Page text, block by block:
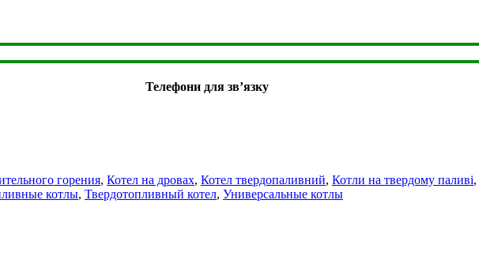
Телефони для зв’язку
горения, Котел на дровах, Котел твердопаливний, Котли на твердому паливі,
котлы, Твердотопливный котел, Универсальные котлы